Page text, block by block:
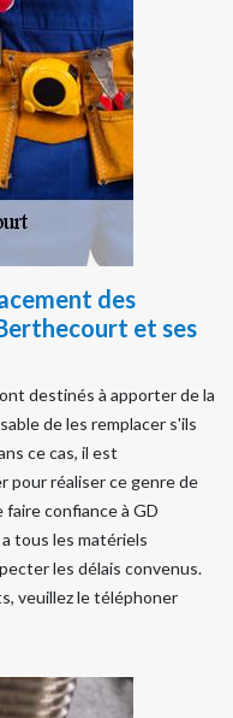
des
et ses
destinés à apporter de la
de les remplacer s'ils
ce cas, il est
pour réaliser ce genre de
confiance à GD
tous les matériels
les délais convenus.
veuillez le téléphoner